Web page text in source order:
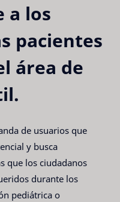
a los
pacientes
área de
de usuarios que
y busca
que los ciudadanos
durante los
pediátrica o